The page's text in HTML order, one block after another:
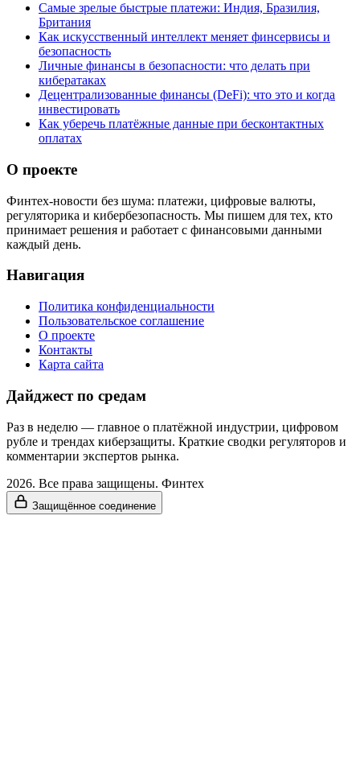
Самые зрелые быстрые платежи: Индия, Бразилия,
Британия
Как искусственный интеллект меняет финсервисы и
безопасность
Личные финансы в безопасности: что делать при
кибератаках
Децентрализованные финансы (DeFi): что это и когда
инвестировать
Как уберечь платёжные данные при бесконтактных
оплатах
О проекте
Финтех-новости без шума: платежи, цифровые валюты,
регуляторика и кибербезопасность. Мы пишем для тех, кто
принимает решения и работает с финансовыми данными
каждый день.
Навигация
Политика конфиденциальности
Пользовательское соглашение
О проекте
Контакты
Карта сайта
Дайджест по средам
Раз в неделю — главное о платёжной индустрии, цифровом
рубле и трендах киберзащиты. Краткие сводки регуляторов и
комментарии экспертов рынка.
2026. Все права защищены. Финтех
Защищённое соединение